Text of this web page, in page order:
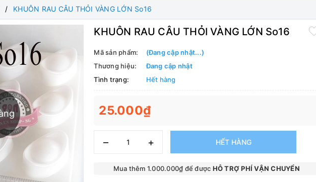
KHUÔN RAU CÂU THỎI VÀNG LỚN So16
KHUÔN RAU CÂU THỎI VÀNG LỚN So16
Mã sản phẩm:
(Đang cập nhật...)
Thương hiệu:
Đang cập nhật
Tình trạng:
Hết hàng
25.000₫
– + HẾT HÀNG
Mua thêm 1.000.000₫ để được HỖ TRỢ PHÍ VẬN CHUYỂN